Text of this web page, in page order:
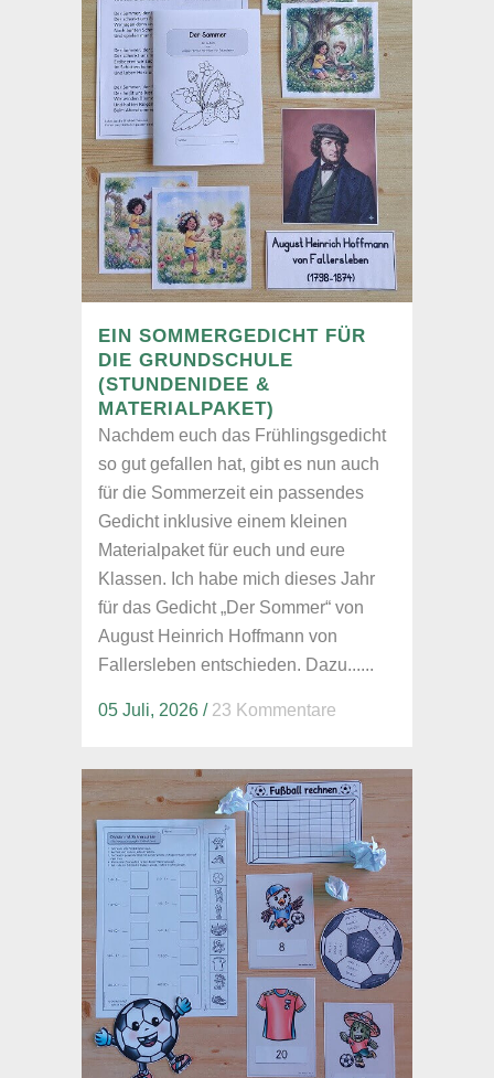
EIN SOMMERGEDICHT FÜR
DIE GRUNDSCHULE
(STUNDENIDEE &
MATERIALPAKET)
Nachdem euch das Frühlingsgedicht
so gut gefallen hat, gibt es nun auch
für die Sommerzeit ein passendes
Gedicht inklusive einem kleinen
Materialpaket für euch und eure
Klassen. Ich habe mich dieses Jahr
für das Gedicht „Der Sommer“ von
August Heinrich Hoffmann von
Fallersleben entschieden. Dazu......
05 Juli, 2026 / 23 Kommentare